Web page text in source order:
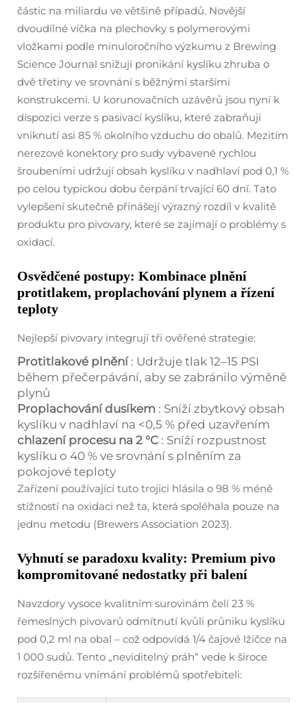
částic na miliardu ve většině případů. Novější
dvoudílné víčka na plechovky s polymerovými
vložkami podle minuloročního výzkumu z Brewing
Science Journal snižují pronikání kyslíku zhruba o
dvě třetiny ve srovnání s běžnými staršími
konstrukcemi. U korunovačních uzávěrů jsou nyní k
dispozici verze s pasivací kyslíku, které zabraňují
vniknutí asi 85 % okolního vzduchu do obalů. Mezitím
nerezové konektory pro sudy vybavené rychlou
šroubeními udržují obsah kyslíku v nadhlaví pod 0,1 %
po celou typickou dobu čerpání trvající 60 dní. Tato
vylepšení skutečně přinášejí výrazný rozdíl v kvalitě
produktu pro pivovary, které se zajímají o problémy s
oxidací.
Osvědčené postupy: Kombinace plnění
protitlakem, proplachování plynem a řízení
teploty
Nejlepší pivovary integrují tři ověřené strategie:
Protitlakové plnění : Udržuje tlak 12–15 PSI
během přečerpávání, aby se zabránilo výměně
plynů
Proplachování dusíkem : Sníží zbytkový obsah
kyslíku v nadhlaví na <0,5 % před uzavřením
chlazení procesu na 2 °C : Sníží rozpustnost
kyslíku o 40 % ve srovnání s plněním za
pokojové teploty
Zařízení používající tuto trojici hlásila o 98 % méně
stížností na oxidaci než ta, která spoléhala pouze na
jednu metodu (Brewers Association 2023).
Vyhnutí se paradoxu kvality: Premium pivo
kompromitované nedostatky při balení
Navzdory vysoce kvalitním surovinám čelí 23 %
řemeslných pivovarů odmítnutí kvůli průniku kyslíku
pod 0,2 ml na obal – což odpovídá 1/4 čajové lžičce na
1 000 sudů. Tento „neviditelný práh“ vede k široce
rozšířenému vnímání problémů spotřebiteli: